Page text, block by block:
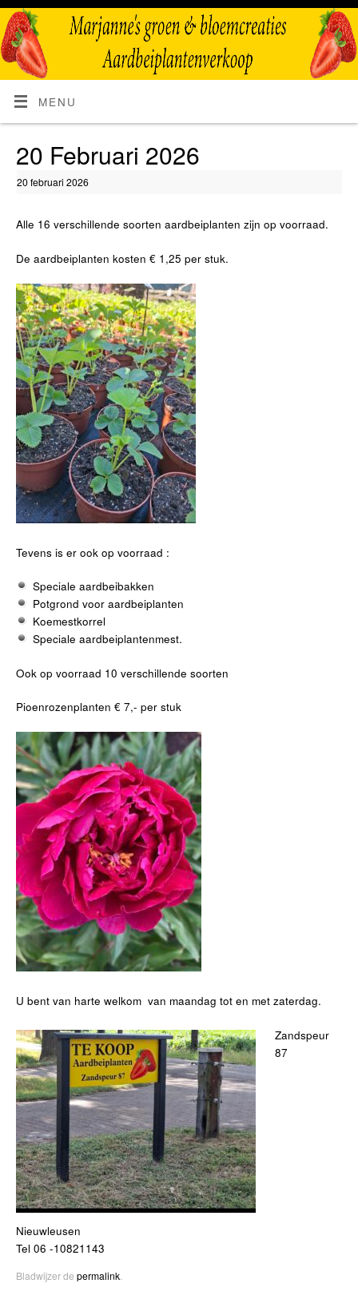
MENU
20 Februari 2026
20 februari 2026
Alle 16 verschillende soorten aardbeiplanten zijn op voorraad.
De aardbeiplanten kosten € 1,25 per stuk.
Tevens is er ook op voorraad :
Speciale aardbeibakken
Potgrond voor aardbeiplanten
Koemestkorrel
Speciale aardbeiplantenmest.
Ook op voorraad 10 verschillende soorten
Pioenrozenplanten € 7,- per stuk
U bent van harte welkom van maandag tot en met zaterdag.
Zandspeur
87
Nieuwleusen
Tel 06 -10821143
Bladwijzer depermalink